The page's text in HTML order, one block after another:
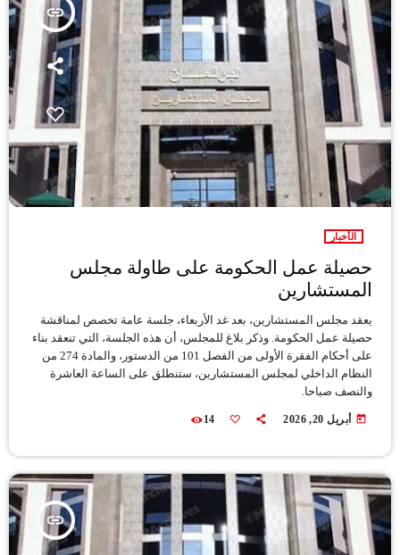
insert_link
الأخبار
حصيلة عمل الحكومة على طاولة مجلس
المستشارين
يعقد مجلس المستشارين، بعد غد الأربعاء، جلسة عامة تخصص لمناقشة
حصيلة عمل الحكومة. وذكر بلاغ للمجلس، أن هذه الجلسة، التي تنعقد بناء
على أحكام الفقرة الأولى من الفصل 101 من الدستور، والمادة 274 من
النظام الداخلي لمجلس المستشارين، ستنطلق على الساعة العاشرة
والنصف صباحا.
today أبريل 20, 2026 14
insert_link